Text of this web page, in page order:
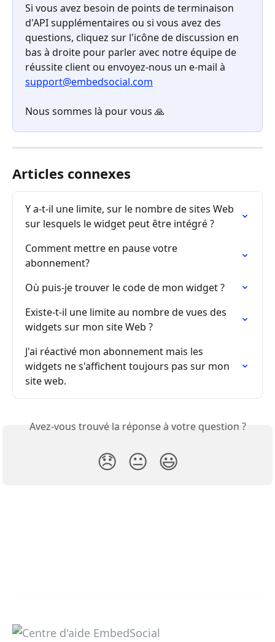
Si vous avez besoin de points de terminaison
d'API supplémentaires ou si vous avez des
questions, cliquez sur l'icône de discussion en
bas à droite pour parler avec notre équipe de
réussite client ou envoyez-nous un e-mail à
support@embedsocial.com
Nous sommes là pour vous 🙏
Articles connexes
Y a-t-il une limite, sur le nombre de sites Web
sur lesquels le widget peut être intégré ?
Comment mettre en pause votre
abonnement?
Où puis-je trouver le code de mon widget ?
Existe-t-il une limite au nombre de vues des
widgets sur mon site Web ?
J'ai réactivé mon abonnement mais les
widgets ne s'affichent toujours pas sur mon
site web.
Avez-vous trouvé la réponse à votre question ?
😞 😐 😃